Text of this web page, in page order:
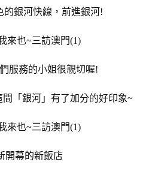
的銀河快線，前進銀河!
服務的小姐很親切喔!
「銀河」有了加分的好印象~
開幕的新飯店